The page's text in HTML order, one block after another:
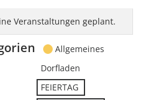
Veranstaltungen geplant.
Allgemeines
Dorfladen
FEIERTAG